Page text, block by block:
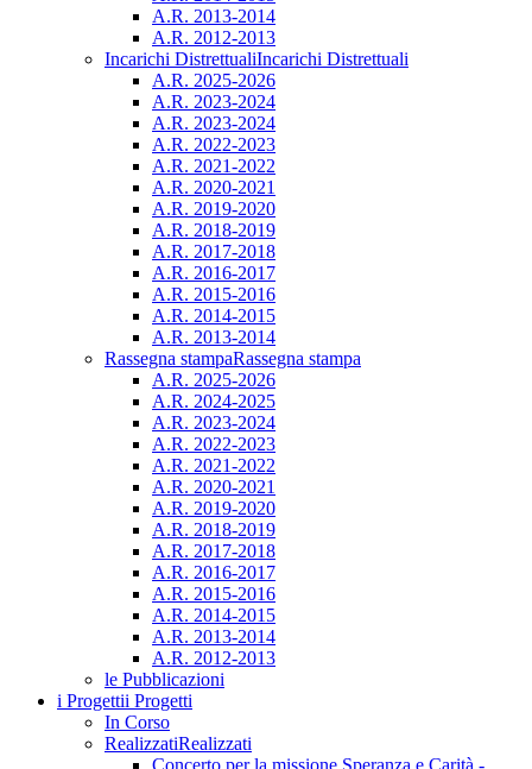
A.R. 2013-2014
A.R. 2012-2013
Incarichi DistrettualiIncarichi Distrettuali
A.R. 2025-2026
A.R. 2023-2024
A.R. 2023-2024
A.R. 2022-2023
A.R. 2021-2022
A.R. 2020-2021
A.R. 2019-2020
A.R. 2018-2019
A.R. 2017-2018
A.R. 2016-2017
A.R. 2015-2016
A.R. 2014-2015
A.R. 2013-2014
Rassegna stampaRassegna stampa
A.R. 2025-2026
A.R. 2024-2025
A.R. 2023-2024
A.R. 2022-2023
A.R. 2021-2022
A.R. 2020-2021
A.R. 2019-2020
A.R. 2018-2019
A.R. 2017-2018
A.R. 2016-2017
A.R. 2015-2016
A.R. 2014-2015
A.R. 2013-2014
A.R. 2012-2013
le Pubblicazioni
i Progettii Progetti
In Corso
RealizzatiRealizzati